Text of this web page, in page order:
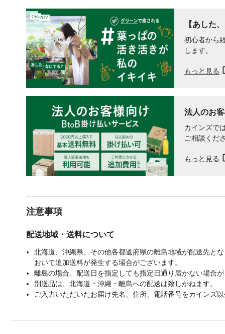
【あした
初心者から
します。
もっと見る
法人のお
カインズで
ご相談くだ
もっと見る
注意事項
配送地域・送料について
北海道、沖縄県、その他各都道府県の離島地域が配送先と
おいて追加送料が発生する場合がございます。
離島の場合、配送日を指定しても指定日通り届かない場合
別送品は、北海道・沖縄・離島への配送は致しかねます。
ご入力いただいたお届け先名、住所、電話番号をカインズ